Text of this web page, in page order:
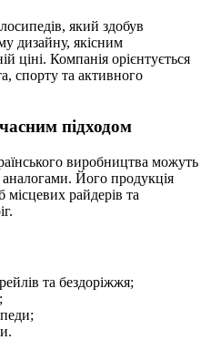
який здобув
дизайну, якісним
ціні. Компанія орієнтується
спорту та активного
підходом
виробництва можуть
Його продукція
місцевих райдерів та
та бездоріжжя;